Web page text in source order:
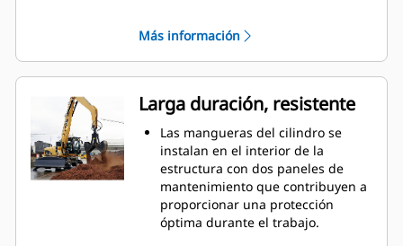
producción con la apertura de
valva ancha para la manipulación
de materiales.
La potente fuerza de cierre de las
valvas de la pinza, combinada con
la rapidez de la apertura y el
cierre, ayuda a acortar los tiempos
de ciclo y centrarse en la tarea
para mover más toneladas por
hora.
Cat PL161 Attachment Locator es
Más información
Larga duración, resistente
Las mangueras del cilindro se
instalan en el interior de la
estructura con dos paneles de
mantenimiento que contribuyen a
proporcionar una protección
óptima durante el trabajo.